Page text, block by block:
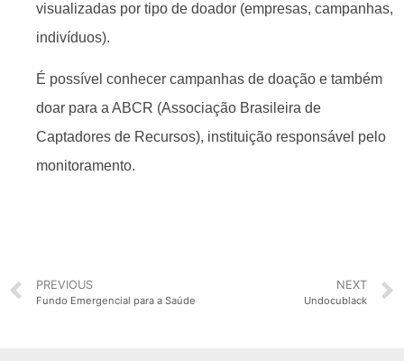
visualizadas por tipo de doador (empresas, campanhas,
indivíduos).
É possível conhecer campanhas de doação e também
doar para a ABCR (Associação Brasileira de
Captadores de Recursos), instituição responsável pelo
monitoramento.
PREVIOUS
Fundo Emergencial para a Saúde
NEXT
Undocublack